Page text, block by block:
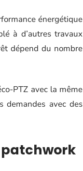
énergétique
à d’autres travaux
dépend du nombre
PTZ avec la même
demandes avec des
patchwork